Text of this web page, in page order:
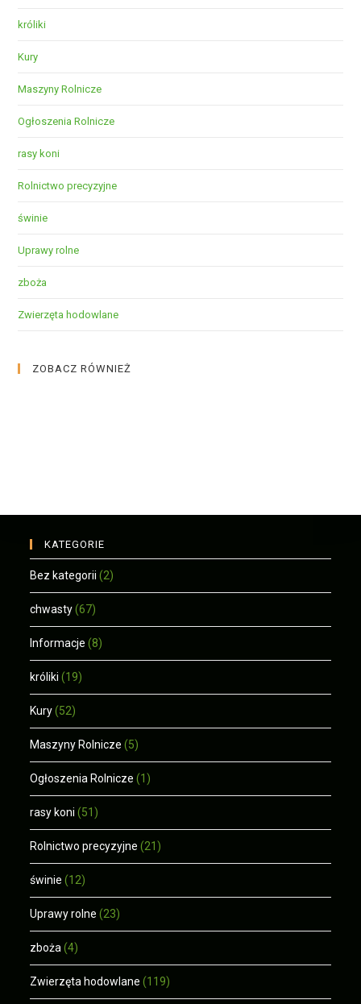
króliki
Kury
Maszyny Rolnicze
Ogłoszenia Rolnicze
rasy koni
Rolnictwo precyzyjne
świnie
Uprawy rolne
zboża
Zwierzęta hodowlane
ZOBACZ RÓWNIEŻ
KATEGORIE
Bez kategorii (2)
chwasty (67)
Informacje (8)
króliki (19)
Kury (52)
Maszyny Rolnicze (5)
Ogłoszenia Rolnicze (1)
rasy koni (51)
Rolnictwo precyzyjne (21)
świnie (12)
Uprawy rolne (23)
zboża (4)
Zwierzęta hodowlane (119)